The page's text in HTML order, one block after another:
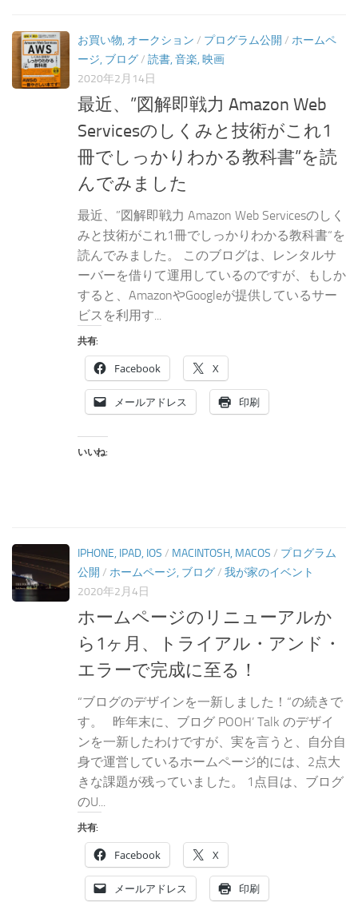
お買い物, オークション / プログラム公開 / ホームペ
ージ, ブログ/ 読書, 音楽, 映画
2020年2月14日
最近、”図解即戦力 Amazon Web
Servicesのしくみと技術がこれ1
冊でしっかりわかる教科書”を読
んでみました
最近、”図解即戦力 Amazon Web Servicesのしく
みと技術がこれ1冊でしっかりわかる教科書“を
読んでみました。 このブログは、レンタルサ
ーバーを借りて運用しているのですが、もしか
すると、AmazonやGoogleが提供しているサー
ビスを利用す...
共有:
Facebook X
メールアドレス 印刷
いいね:
IPHONE, IPAD, IOS / MACINTOSH, MACOS / プログラム
公開 / ホームページ, ブログ/ 我が家のイベント
2020年2月4日
ホームページのリニューアルか
ら1ヶ月、トライアル・アンド・
エラーで完成に至る！
“ブログのデザインを一新しました！“の続きで
す。 昨年末に、ブログ POOH’ Talk のデザイ
ンを一新したわけですが、実を言うと、自分自
身で運営しているホームページ的には、2点大
きな課題が残っていました。 1点目は、ブログ
のU...
共有:
Facebook X
メールアドレス 印刷